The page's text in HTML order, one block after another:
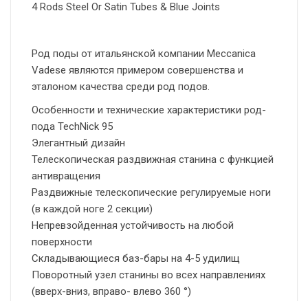
4 Rods Steel Or Satin Tubes & Blue Joints
Род поды от итальянской компании Meccanica
Vadese являются примером совершенства и
эталоном качества среди род подов.
Особенности и технические характеристики род-
пода TechNick 95
Элегантный дизайн
Телескопическая раздвижная станина с функцией
антивращения
Раздвижные телескопические регулируемые ноги
(в каждой ноге 2 секции)
Непревзойденная устойчивость на любой
поверхности
Складывающиеся баз-бары на 4-5 удилищ
Поворотный узел станины во всех направлениях
(вверх-вниз, вправо- влево 360 °)